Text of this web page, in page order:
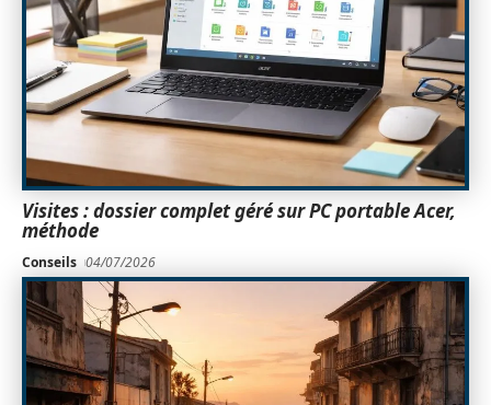
Visites : dossier complet géré sur PC portable Acer,
méthode
Conseils 04/07/2026